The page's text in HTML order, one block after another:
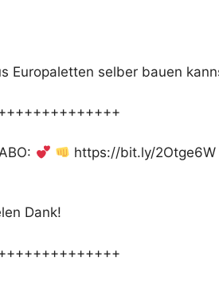
Europaletten selber bauen
https://bit.ly/2Otge6W
Dank!